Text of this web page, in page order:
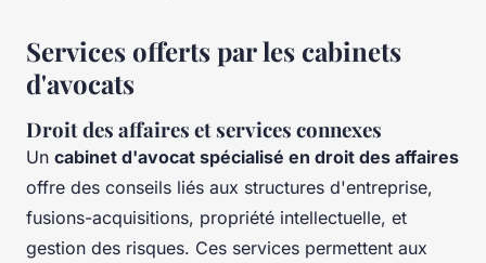
Services offerts par les cabinets
d'avocats
Droit des affaires et services connexes
Un cabinet d'avocat spécialisé en droit des affaires
offre des conseils liés aux structures d'entreprise,
fusions-acquisitions, propriété intellectuelle, et
gestion des risques. Ces services permettent aux